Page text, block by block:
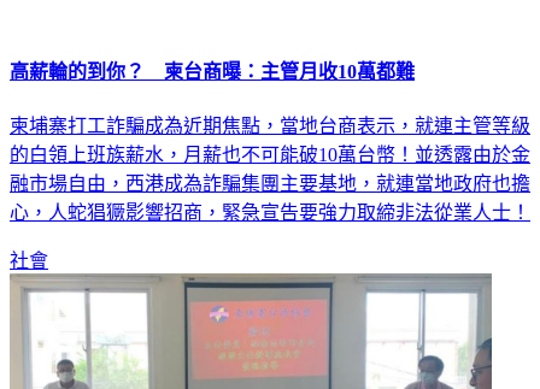
高薪輪的到你？ 柬台商曝：主管月收10萬都難
柬埔寨打工詐騙成為近期焦點，當地台商表示，就連主管等級
的白領上班族薪水，月薪也不可能破10萬台幣！並透露由於金
融市場自由，西港成為詐騙集團主要基地，就連當地政府也擔
心，人蛇猖獗影響招商，緊急宣告要強力取締非法從業人士！
社會